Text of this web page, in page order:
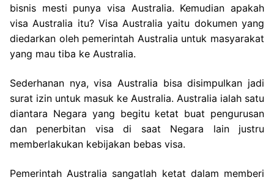
bisnis mesti punya visa Australia. Kemudian apakah
visa Australia itu? Visa Australia yaitu dokumen yang
diedarkan oleh pemerintah Australia untuk masyarakat
yang mau tiba ke Australia.
Sederhanan nya, visa Australia bisa disimpulkan jadi
surat izin untuk masuk ke Australia. Australia ialah satu
diantara Negara yang begitu ketat buat pengurusan
dan penerbitan visa di saat Negara lain justru
memberlakukan kebijakan bebas visa.
Pemerintah Australia sangatlah ketat dalam memberi